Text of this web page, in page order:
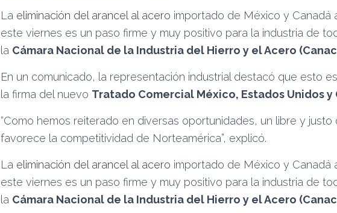
La eliminación del arancel al acero importado de México y Canadá
este viernes es un paso firme y muy positivo para la industria de
la Cámara Nacional de la Industria del Hierro y el Acero
En un comunicado, la representación industrial destacó que esto
la firma del nuevo Tratado Comercial México, Estados Unidos y
“Como hemos reiterado en diversas oportunidades, un libre y
favorece la competitividad de Norteamérica”, explicó.
La eliminación del arancel al acero importado de México y Canadá
este viernes es un paso firme y muy positivo para la industria de
la Cámara Nacional de la Industria del Hierro y el Acero